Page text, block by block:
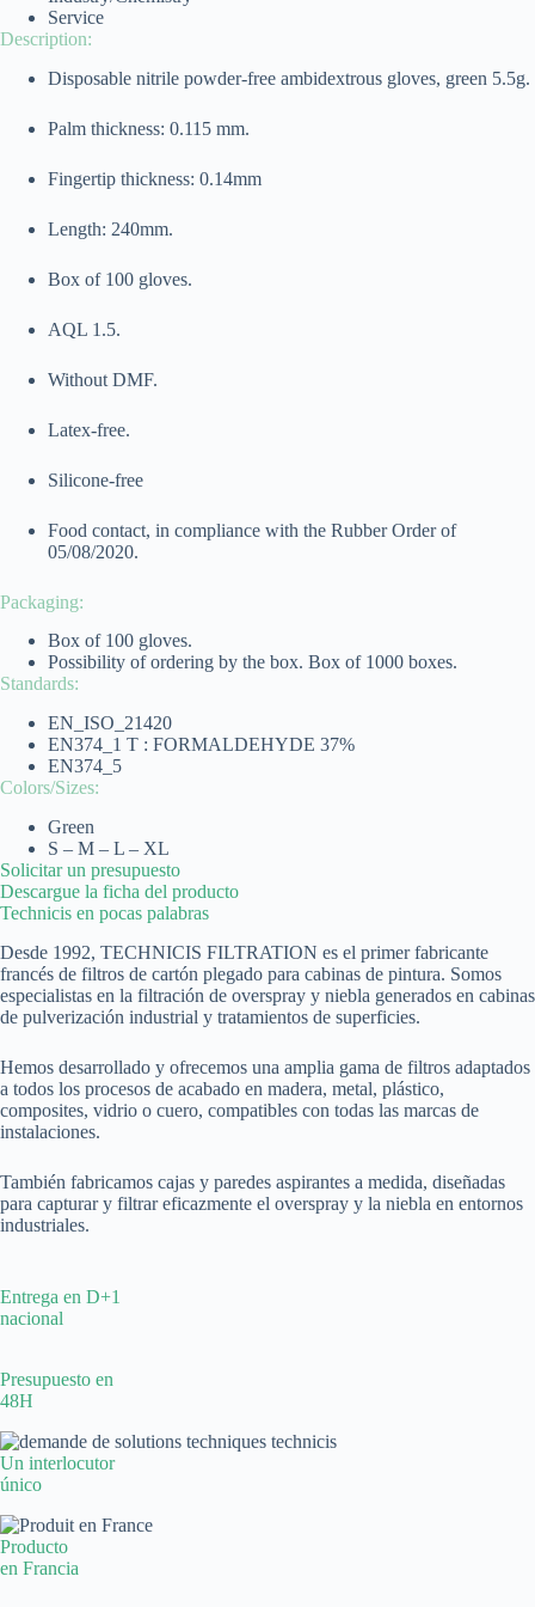
Service
Description:
Disposable nitrile powder-free ambidextrous gloves, green 5.5g.
Palm thickness: 0.115 mm.
Fingertip thickness: 0.14mm
Length: 240mm.
Box of 100 gloves.
AQL 1.5.
Without DMF.
Latex-free.
Silicone-free
Food contact, in compliance with the Rubber Order of
05/08/2020.
Packaging:
Box of 100 gloves.
Possibility of ordering by the box. Box of 1000 boxes.
Standards:
EN_ISO_21420
EN374_1 T : FORMALDEHYDE 37%
EN374_5
Colors/Sizes:
Green
S – M – L – XL
Solicitar un presupuesto
Descargue la ficha del producto
Technicis en pocas palabras​
Desde 1992, TECHNICIS FILTRATION es el primer fabricante
francés de filtros de cartón plegado para cabinas de pintura. Somos
especialistas en la filtración de overspray y niebla generados en cabinas
de pulverización industrial y tratamientos de superficies.
Hemos desarrollado y ofrecemos una amplia gama de filtros adaptados
a todos los procesos de acabado en madera, metal, plástico,
composites, vidrio o cuero, compatibles con todas las marcas de
instalaciones.
También fabricamos cajas y paredes aspirantes a medida, diseñadas
para capturar y filtrar eficazmente el overspray y la niebla en entornos
industriales.
Entrega en D+1
nacional
Presupuesto en
48H
Un interlocutor
único
Producto
en Francia